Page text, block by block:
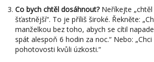
Co bych chtěl dosáhnout?Neříkejte „chtěl
šťastnější“. To je příliš široké. Řekněte:
manželkou bez toho, abych se cítil
spát alespoň 6 hodin za noc.“ Nebo:
pohotovosti kvůli úzkosti.“